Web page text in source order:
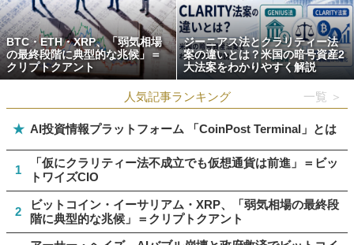
BTC・ETH・XRP、「弱気相場
の最終段階に典型的な兆候」＝
クリプトクアント
ジーニアス法とクラリティー法
案の違いとは？米国の暗号資産2
大法案をわかりやすく解説
人気記事ランキング 一覧 ＞
★ AI投資情報プラットフォーム 「CoinPost Terminal」とは
1
「仮にクラリティー法不成立でも仮想通貨は前進」＝ビッ
トワイズCIO
2
ビットコイン・イーサリアム・XRP、「弱気相場の最終段
階に典型的な兆候」＝クリプトクアント